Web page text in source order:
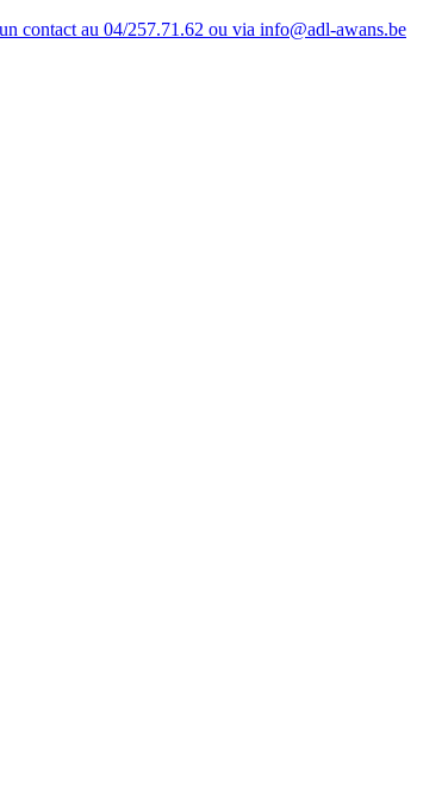
contact au 04/257.71.62 ou via info@adl-awans.be